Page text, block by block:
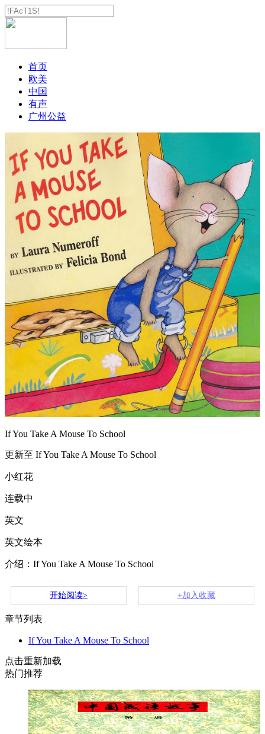
首页
欧美
中国
有声
广州公益
If You Take A Mouse To School
更新至 If You Take A Mouse To School
小红花
连载中
英文
英文绘本
介绍：If You Take A Mouse To School
开始阅读> +加入收藏
章节列表
If You Take A Mouse To School
点击重新加载
热门推荐